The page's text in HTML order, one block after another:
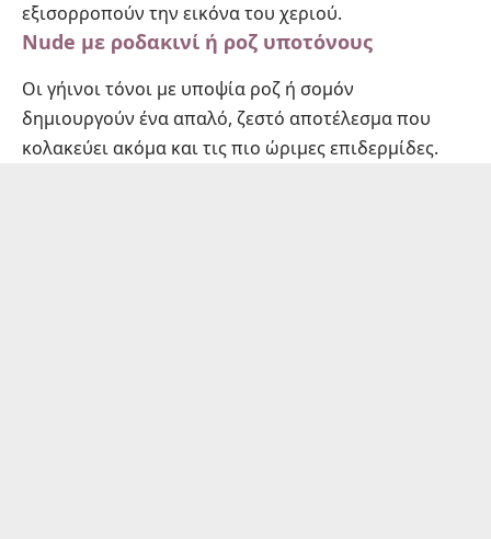
εξισορροπούν την εικόνα του χεριού.
Nude με ροδακινί ή ροζ υποτόνους
Οι γήινοι τόνοι με υποψία ροζ ή σομόν
δημιουργούν ένα απαλό, ζεστό αποτέλεσμα που
κολακεύει ακόμα και τις πιο ώριμες επιδερμίδες.